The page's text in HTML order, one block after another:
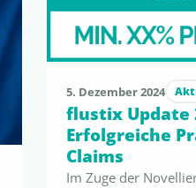
Kapazitäten und
Dienstleistungen,
regulatorisch …
5. Dezember 2024
flustix Update
Erfolgreiche
Claims
Im Zuge der